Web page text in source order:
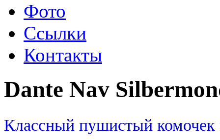
Фото
Ссылки
Контакты
Dante Nav
Классный пушистый